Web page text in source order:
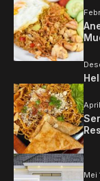
Mei